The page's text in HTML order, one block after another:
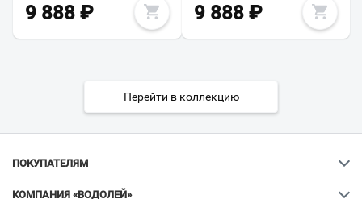
9 888 ₽ 9 888₽
Перейти в коллекцию
ПОКУПАТЕЛЯМ
КОМПАНИЯ «ВОДОЛЕЙ»